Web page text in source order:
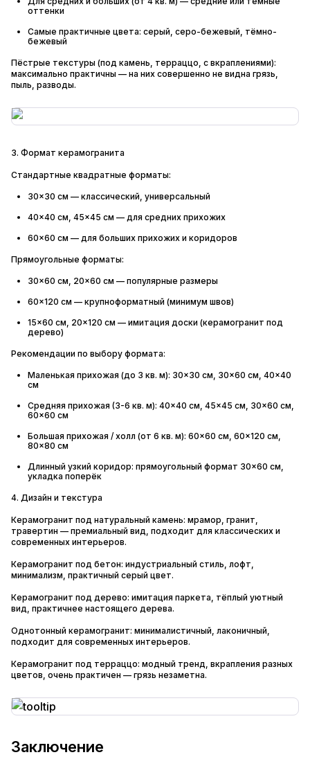
оттенки
Самые практичные цвета: серый, серо-бежевый, тёмно-
бежевый
Пёстрые текстуры (под камень, терраццо, с вкраплениями):
максимально практичны — на них совершенно не видна грязь,
пыль, разводы.
3. Формат керамогранита
Стандартные квадратные форматы:
30×30 см — классический, универсальный
40×40 см, 45×45 см — для средних прихожих
60×60 см — для больших прихожих и коридоров
Прямоугольные форматы:
30×60 см, 20×60 см — популярные размеры
60×120 см — крупноформатный (минимум швов)
15×60 см, 20×120 см — имитация доски (керамогранит под
дерево)
Рекомендации по выбору формата:
Маленькая прихожая (до 3 кв. м): 30×30 см, 30×60 см, 40×40
см
Средняя прихожая (3-6 кв. м): 40×40 см, 45×45 см, 30×60 см,
60×60 см
Большая прихожая / холл (от 6 кв. м): 60×60 см, 60×120 см,
80×80 см
Длинный узкий коридор: прямоугольный формат 30×60 см,
укладка поперёк
4. Дизайн и текстура
Керамогранит под натуральный камень: мрамор, гранит,
травертин — премиальный вид, подходит для классических и
современных интерьеров.
Керамогранит под бетон: индустриальный стиль, лофт,
минимализм, практичный серый цвет.
Керамогранит под дерево: имитация паркета, тёплый уютный
вид, практичнее настоящего дерева.
Однотонный керамогранит: минималистичный, лаконичный,
подходит для современных интерьеров.
Керамогранит под терраццо: модный тренд, вкрапления разных
цветов, очень практичен — грязь незаметна.
Заключение